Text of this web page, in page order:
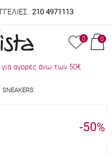
: 210 4971113
0 0
για αγορές άνω των 50€
SNEAKERS
-50%